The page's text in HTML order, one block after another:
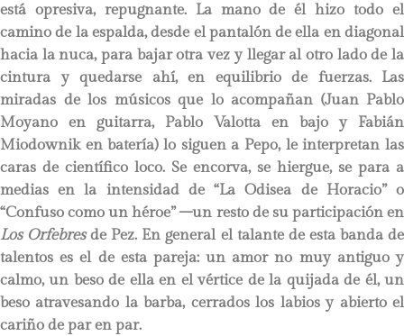
está opresiva, repugnante. La mano de él hizo todo el
camino de la espalda, desde el pantalón de ella en diagonal
hacia la nuca, para bajar otra vez y llegar al otro lado de la
cintura y quedarse ahí, en equilibrio de fuerzas. Las
miradas de los músicos que lo acompañan (Juan Pablo
Moyano en guitarra, Pablo Valotta en bajo y Fabián
Miodownik en batería) lo siguen a Pepo, le interpretan las
caras de científico loco. Se encorva, se hiergue, se para a
medias en la intensidad de “La Odisea de Horacio” o
“Confuso como un héroe” –un resto de su participación en
Los Orfebresde Pez. En general el talante de esta banda de
talentos es el de esta pareja: un amor no muy antiguo y
calmo, un beso de ella en el vértice de la quijada de él, un
beso atravesando la barba, cerrados los labios y abierto el
cariño de par en par.